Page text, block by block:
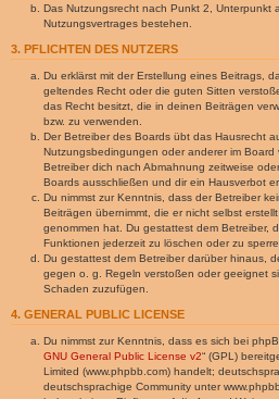
Das Nutzungsrecht nach Punkt 2, Unterpunkt
Nutzungsvertrages bestehen.
3. PFLICHTEN DES NUTZERS
Du erklärst mit der Erstellung eines Beitrags,
geltendes Recht oder die guten Sitten
das Recht besitzt, die in deinen Beiträgen
bzw. zu verwenden.
Der Betreiber des Boards übt das Hausrecht
Nutzungsbedingungen oder anderer im
Betreiber dich nach Abmahnung zeitweise
Boards ausschließen und dir ein Hausverbot
Du nimmst zur Kenntnis, dass der Betreiber
Beiträgen übernimmt, die er nicht selbst
genommen hat. Du gestattest dem Betreiber,
Funktionen jederzeit zu löschen oder zu
Du gestattest dem Betreiber darüber hinaus,
gegen o. g. Regeln verstoßen oder geeignet
Schaden zuzufügen.
4. GENERAL PUBLIC LICENSE
Du nimmst zur Kenntnis, dass es sich bei
GNU General Public License v2“ (GPL)
Limited (www.phpbb.com) handelt;
deutschsprachige Community unter